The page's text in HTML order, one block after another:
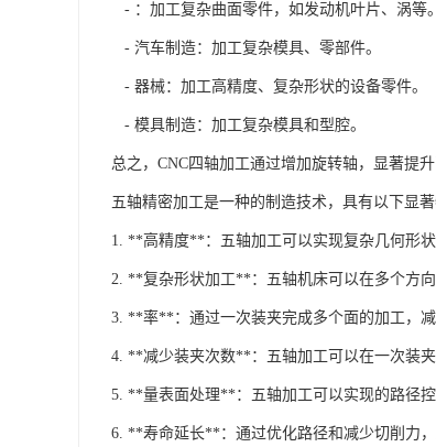
- ：加工复杂曲面零件，如发动机叶片、涡等。
- 汽车制造：加工复杂模具、零部件。
- 器械：加工高精度、复杂形状的设备零件。
- 模具制造：加工复杂模具和型腔。
总之，CNC四轴加工通过增加旋转轴，显著提
五轴精密加工是一种的制造技术，具有以下显著
1. **高精度**：五轴加工可以实现复杂几何形
2. **复杂形状加工**：五轴机床可以在多个方
3. **率**：通过一次装夹完成多个面的加工，
4. **减少装夹次数**：五轴加工可以在一次装
5. **量表面处理**：五轴加工可以实现的路径控
6. **寿命延长**：通过优化路径和减少切削力